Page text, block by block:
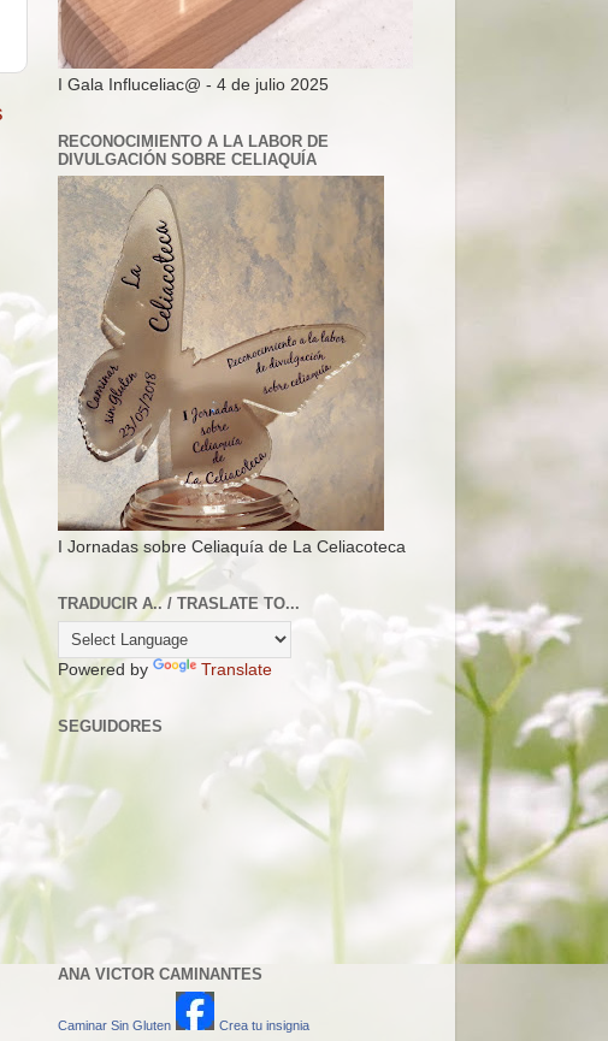
I Gala Influceliac@ - 4 de julio 2025
RECONOCIMIENTO A LA LABOR DE
DIVULGACIÓN SOBRE CELIAQUÍA
I Jornadas sobre Celiaquía de La Celiacoteca
TRADUCIR A.. / TRASLATE TO...
Powered by Translate
SEGUIDORES
ANA VICTOR CAMINANTES
Caminar Sin Gluten Crea tu insignia